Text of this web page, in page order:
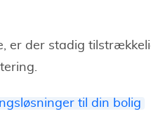
er der stadig
til din bolig